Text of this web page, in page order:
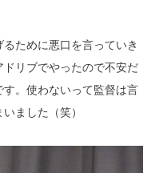
ために悪口を言っていき
リブでやったので不安だ
。使わないって監督は言
ました（笑）